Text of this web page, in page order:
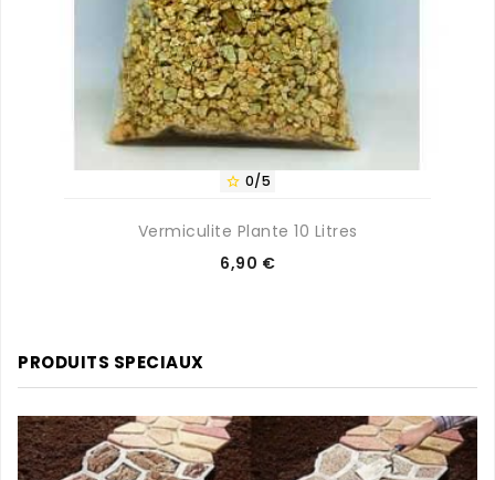
 0/5
Vermiculite Plante 10 Litres
Prix
6,90 €
PRODUITS SPECIAUX